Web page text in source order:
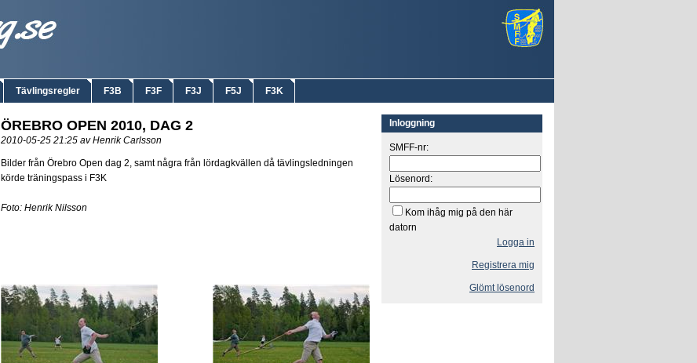
Tävlingsregler F3B F3F F3J F5J F3K
ÖREBRO OPEN 2010, DAG 2
2010-05-25 21:25 av Henrik Carlsson
Bilder från Örebro Open dag 2, samt några från lördagkvällen då tävlingsledningen
körde träningspass i F3K
Foto: Henrik Nilsson
Inloggning
SMFF-nr:
Lösenord:
Kom ihåg mig på den här
datorn
Logga in
Registrera mig
Glömt lösenord